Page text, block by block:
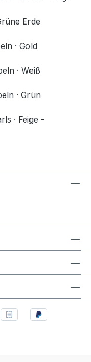
Erde
· Gold
· Weiß
· Grün
· Feige -